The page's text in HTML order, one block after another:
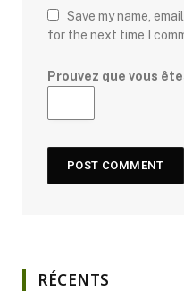
Save my name,
for the next time I
Prouvez que vous
RÉCENTS